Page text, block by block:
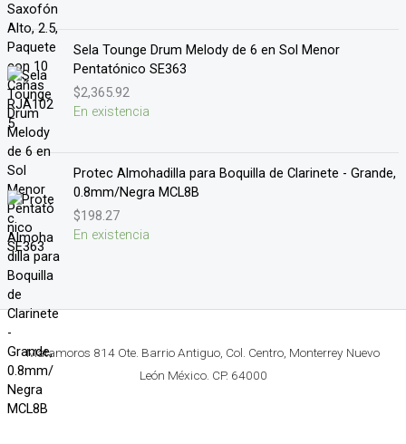
Sela Tounge Drum Melody de 6 en Sol Menor
Pentatónico SE363
$2,365.92
En existencia
Protec Almohadilla para Boquilla de Clarinete - Grande,
0.8mm/Negra MCL8B
$198.27
En existencia
Matamoros 814 Ote. Barrio Antiguo, Col. Centro, Monterrey Nuevo
León México. CP. 64000